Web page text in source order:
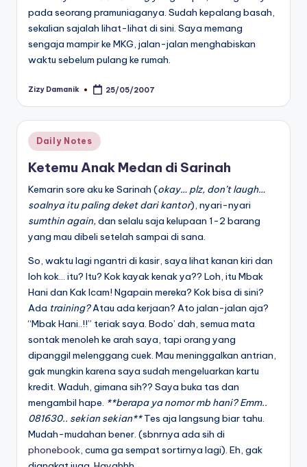
pada seorang pramuniaganya. Sudah kepalang basah,
sekalian sajalah lihat-lihat di sini. Saya memang
sengaja mampir ke MKG, jalan-jalan menghabiskan
waktu sebelum pulang ke rumah.
Posted
Zizy Damanik 25/05/2007
Posted
in
Daily Notes
Ketemu Anak Medan di Sarinah
Kemarin sore aku ke Sarinah (okay… plz, don’t laugh…
soalnya itu paling deket dari kantor), nyari-nyari
sumthin again, dan selalu saja kelupaan 1-2 barang
yang mau dibeli setelah sampai di sana.
So, waktu lagi ngantri di kasir, saya lihat kanan kiri dan
loh kok… itu? Itu? Kok kayak kenak ya?? Loh, itu Mbak
Hani dan Kak Icam! Ngapain mereka? Kok bisa di sini?
Ada training?Atau ada kerjaan? Ato jalan-jalan aja?
“Mbak Hani..!!” teriak saya. Bodo’ dah, semua mata
sontak menoleh ke arah saya, tapi orang yang
dipanggil melenggang cuek. Mau meninggalkan antrian,
gak mungkin karena saya sudah mengeluarkan kartu
kredit. Waduh, gimana sih?? Saya buka tas dan
mengambil hape. **berapa ya nomor mb hani? Emm..
081630.. sekian sekian**Tes aja langsung biar tahu.
Mudah-mudahan bener. (sbnrnya ada sih di
phonebook , cuma ga sempat sortirnya lagi). Eh, gak